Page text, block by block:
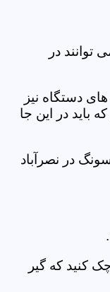
در
دستگاه نیز
باید در این جا
در نصرآباد
کنید که گیر